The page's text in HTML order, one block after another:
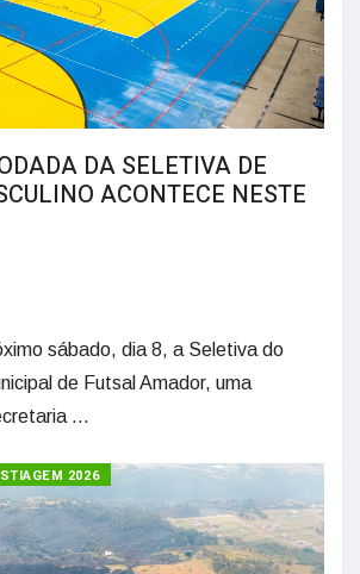
DA SELETIVA DE
ACONTECE NESTE
sábado, dia 8, a Seletiva do
de Futsal Amador, uma
...
2026